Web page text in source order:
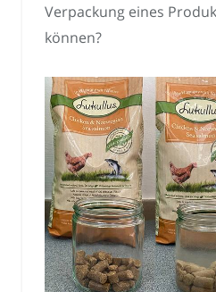
Verpackung eines
können?